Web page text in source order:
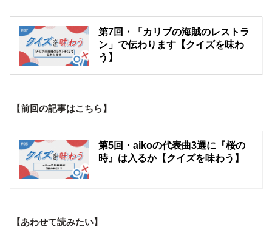
第7回・「カリブの海賊のレストラ
ン」で伝わります【クイズを味わ
う】
【前回の記事はこちら】
第5回・aikoの代表曲3選に『桜の
時』は入るか【クイズを味わう】
【あわせて読みたい】